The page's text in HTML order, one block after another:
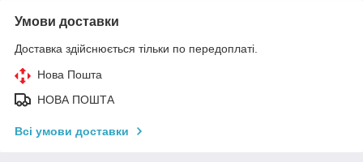
Умови доставки
Доставка здійснюється тільки по передоплаті.
Нова Пошта
НОВА ПОШТА
Всі умови доставки